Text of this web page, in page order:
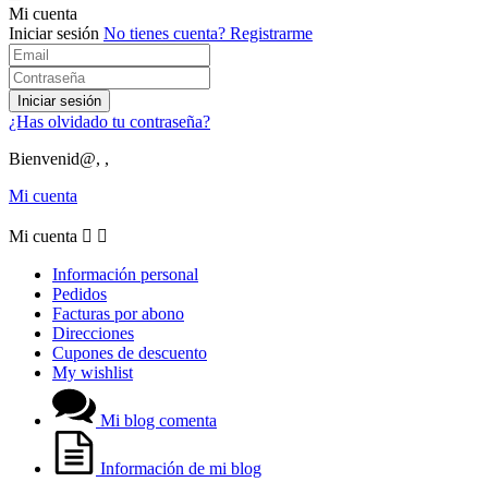
Mi cuenta
Iniciar sesión No tienes cuenta? Registrarme
Iniciar sesión
¿Has olvidado tu contraseña?
Bienvenid@, ,
Mi cuenta
Mi cuenta  
Información personal
Pedidos
Facturas por abono
Direcciones
Cupones de descuento
My wishlist
Mi blog comenta
Información de mi blog